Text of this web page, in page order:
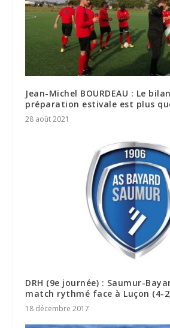
Jean-Michel BOURDEAU : Le
préparation estivale est plus
28 août 2021
DRH (9e journée) : Saumur-
match rythmé face à Luçon (4-
18 décembre 2017